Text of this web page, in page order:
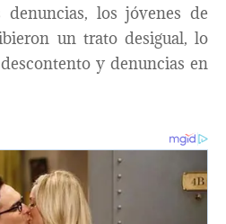
denuncias, los jóvenes de
un trato desigual, lo
y denuncias en